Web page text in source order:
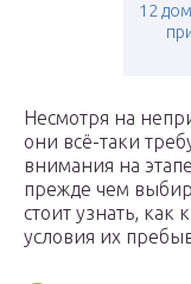
12
Несмотря на
они всё-таки
внимания на
прежде чем
стоит узнать, как
условия их